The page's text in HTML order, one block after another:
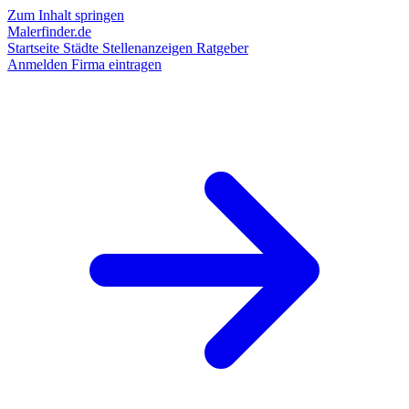
Zum Inhalt springen
Malerfinder.de
Startseite Städte Stellenanzeigen Ratgeber
Anmelden Firma eintragen